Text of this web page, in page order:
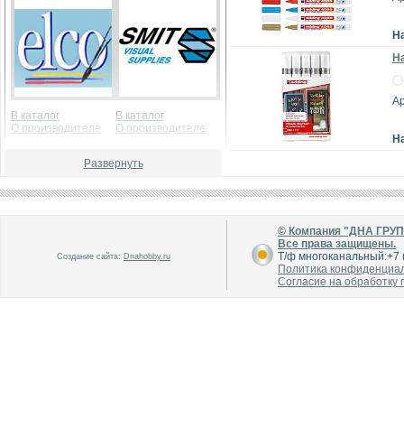
В каталог
О производителе
В каталог
О производителе
Развернуть
Создание сайта: Dnahobby.ru
© Компания "ДНА
Все права защищены.
Т/ф
Политика
Согласие на